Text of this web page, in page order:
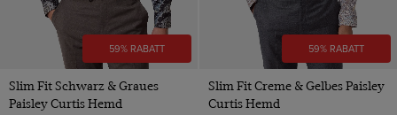
59% RABATT
Slim Fit Schwarz & Graues
Paisley Curtis Hemd
59% RABATT
Slim Fit Creme & Gelbes Paisley
Curtis Hemd